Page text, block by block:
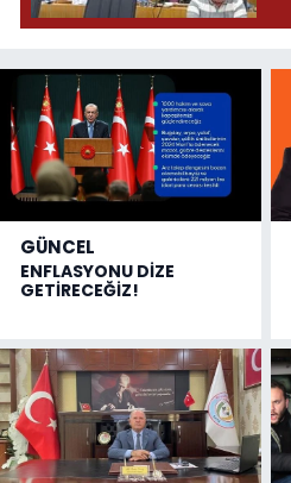
GÜNCEL
ENFLASYONU DİZE
GETİRECEĞİZ!